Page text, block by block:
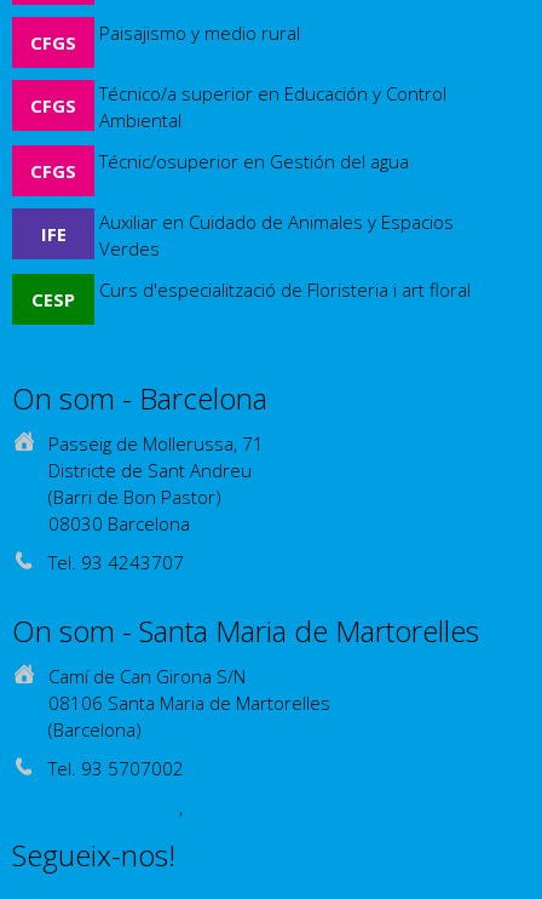
CFGS Paisajismo y medio rural
CFGS
Técnico/a superior en Educación y Control
Ambiental
CFGS Técnic/osuperior en Gestión del agua
IFE
Auxiliar en Cuidado de Animales y Espacios
Verdes
CESP Curs d'especialització de Floristeria i art floral
On som - Barcelona
Passeig de Mollerussa, 71
Districte de Sant Andreu
(Barri de Bon Pastor)
08030 Barcelona
Tel. 93 4243707
On som - Santa Maria de Martorelles
Camí de Can Girona S/N
08106 Santa Maria de Martorelles
(Barcelona)
Tel. 93 5707002
,
Segueix-nos!